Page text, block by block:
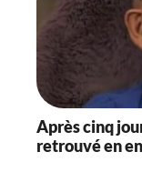
Après cinq
retrouvé en